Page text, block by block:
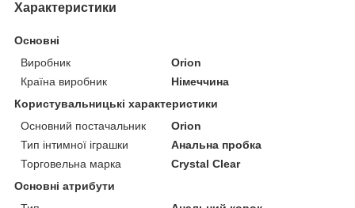
Характеристики
Основні
Виробник
Orion
Країна виробник
Німеччина
Користувальницькі характеристики
Основний постачальник
Orion
Тип інтимної іграшки
Анальна пробка
Торговельна марка
Crystal Clear
Основні атрибути